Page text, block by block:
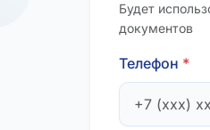
Будет
документов
Телефон *